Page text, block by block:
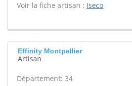
Voir la fiche artisan : Iseco
Effinity Montpellier
Artisan
Département: 34